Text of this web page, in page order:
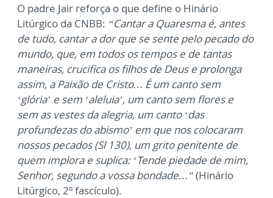
O padre Jair reforça o que define o Hinário
Litúrgico da CNBB: “Cantar a Quaresma é, antes
de tudo, cantar a dor que se sente pelo pecado do
mundo, que, em todos os tempos e de tantas
maneiras, crucifica os filhos de Deus e prolonga
assim, a Paixão de Cristo… É um canto sem
‘glória’ e sem ‘aleluia’, um canto sem flores e
sem as vestes da alegria, um canto ‘das
profundezas do abismo’ em que nos colocaram
nossos pecados (Sl 130), um grito penitente de
quem implora e suplica: ‘Tende piedade de mim,
Senhor, segundo a vossa bondade…”(Hinário
Litúrgico, 2º fascículo).